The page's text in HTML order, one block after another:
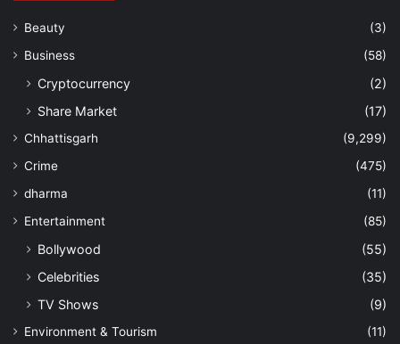
Beauty
(3)
Business
(58)
Cryptocurrency
(2)
Share Market
(17)
Chhattisgarh
(9,299)
Crime
(475)
dharma
(11)
Entertainment
(85)
Bollywood
(55)
Celebrities
(35)
TV Shows
(9)
Environment & Tourism
(11)